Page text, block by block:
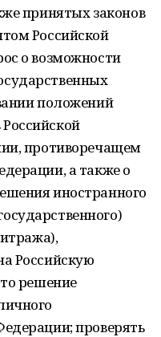
принятых законов
Российской
о возможности
положений
противоречащем
а также о
иностранного
Российскую
решение
проверять